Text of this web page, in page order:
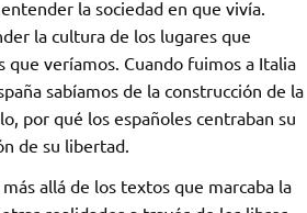
la sociedad en que vivía.
la cultura de los lugares que
que veríamos. Cuando fuimos a Italia
sabíamos de la construcción de la
por qué los españoles centraban su
de su libertad.
allá de los textos que marcaba la